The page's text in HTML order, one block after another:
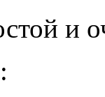
и